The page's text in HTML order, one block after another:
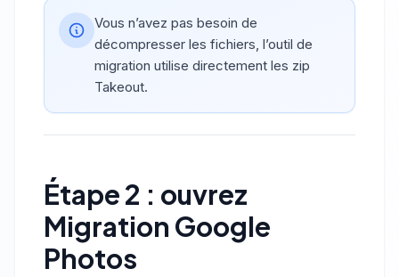
Vous n’avez pas besoin de
décompresser les fichiers, l’outil de
migration utilise directement les zip
Takeout.
Étape 2 : ouvrez
Migration Google
Photos